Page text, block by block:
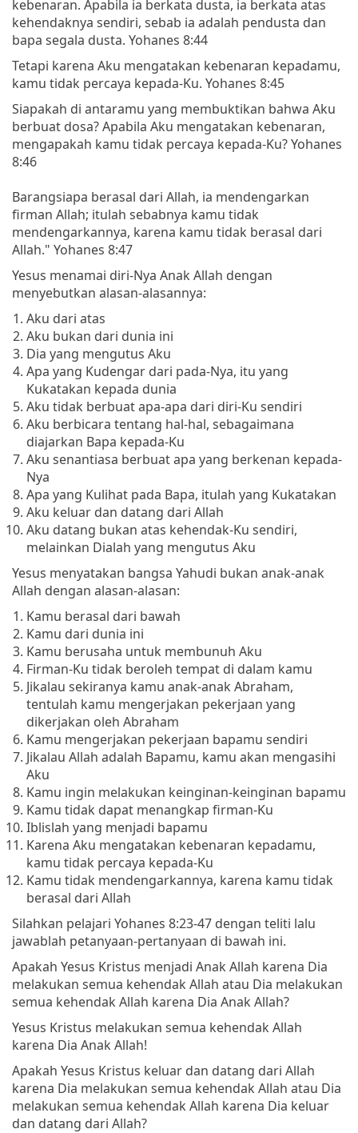
kebenaran. Apabila ia berkata dusta, ia berkata atas
kehendaknya sendiri, sebab ia adalah pendusta dan
bapa segala dusta. Yohanes 8:44
Tetapi karena Aku mengatakan kebenaran kepadamu,
kamu tidak percaya kepada-Ku. Yohanes 8:45
Siapakah di antaramu yang membuktikan bahwa Aku
berbuat dosa? Apabila Aku mengatakan kebenaran,
mengapakah kamu tidak percaya kepada-Ku? Yohanes
8:46
Barangsiapa berasal dari Allah, ia mendengarkan
firman Allah; itulah sebabnya kamu tidak
mendengarkannya, karena kamu tidak berasal dari
Allah." Yohanes 8:47
Yesus menamai diri-Nya Anak Allah dengan
menyebutkan alasan-alasannya:
Aku dari atas
Aku bukan dari dunia ini
Dia yang mengutus Aku
Apa yang Kudengar dari pada-Nya, itu yang
Kukatakan kepada dunia
Aku tidak berbuat apa-apa dari diri-Ku sendiri
Aku berbicara tentang hal-hal, sebagaimana
diajarkan Bapa kepada-Ku
Aku senantiasa berbuat apa yang berkenan kepada-
Nya
Apa yang Kulihat pada Bapa, itulah yang Kukatakan
Aku keluar dan datang dari Allah
Aku datang bukan atas kehendak-Ku sendiri,
melainkan Dialah yang mengutus Aku
Yesus menyatakan bangsa Yahudi bukan anak-anak
Allah dengan alasan-alasan:
Kamu berasal dari bawah
Kamu dari dunia ini
Kamu berusaha untuk membunuh Aku
Firman-Ku tidak beroleh tempat di dalam kamu
Jikalau sekiranya kamu anak-anak Abraham,
tentulah kamu mengerjakan pekerjaan yang
dikerjakan oleh Abraham
Kamu mengerjakan pekerjaan bapamu sendiri
Jikalau Allah adalah Bapamu, kamu akan mengasihi
Aku
Kamu ingin melakukan keinginan-keinginan bapamu
Kamu tidak dapat menangkap firman-Ku
Iblislah yang menjadi bapamu
Karena Aku mengatakan kebenaran kepadamu,
kamu tidak percaya kepada-Ku
Kamu tidak mendengarkannya, karena kamu tidak
berasal dari Allah
Silahkan pelajari Yohanes 8:23-47 dengan teliti lalu
jawablah petanyaan-pertanyaan di bawah ini.
Apakah Yesus Kristus menjadi Anak Allah karena Dia
melakukan semua kehendak Allah atau Dia melakukan
semua kehendak Allah karena Dia Anak Allah?
Yesus Kristus melakukan semua kehendak Allah
karena Dia Anak Allah!
Apakah Yesus Kristus keluar dan datang dari Allah
karena Dia melakukan semua kehendak Allah atau Dia
melakukan semua kehendak Allah karena Dia keluar
dan datang dari Allah?